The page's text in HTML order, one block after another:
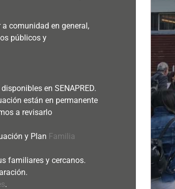
comunidad en general,
públicos y
en SENAPRED.
están en permanente
a revisarlo
y Plan Familia
familiares y cercanos.
.